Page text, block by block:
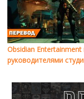
Obsidian
руководителями